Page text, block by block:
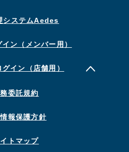
システムAedes
ン（メンバー用）
イン（店舗用）
委託規約
報保護方針
トマップ